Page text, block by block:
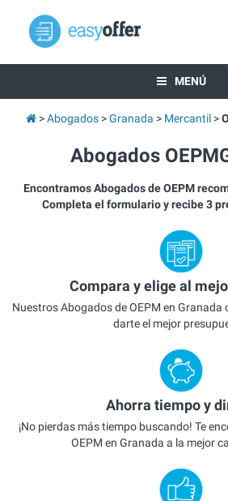
MENÚ
Abogados Granada Mercantil
Abogados
Encontramos Abogados de OEPM
Completa el formulario y recibe 3
Compara y elige al
Nuestros Abogados de OEPM en Granada
darte el mejor
Ahorra tiempo y
¡No pierdas más tiempo buscando! Te
OEPM en Granada a la mejor